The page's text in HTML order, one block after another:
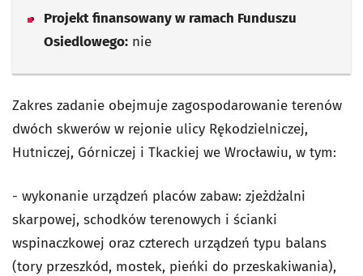
Projekt finansowany w ramach Funduszu
Osiedlowego: nie
Zakres zadanie obejmuje zagospodarowanie terenów
dwóch skwerów w rejonie ulicy Rękodzielniczej,
Hutniczej, Górniczej i Tkackiej we Wrocławiu, w tym:
- wykonanie urządzeń placów zabaw: zjeżdżalni
skarpowej, schodków terenowych i ścianki
wspinaczkowej oraz czterech urządzeń typu balans
(tory przeszkód, mostek, pieńki do przeskakiwania),